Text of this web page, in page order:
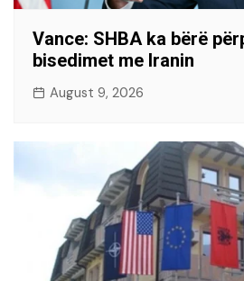
Vance: SHBA ka bërë
bisedimet me Iranin
August 9, 2026